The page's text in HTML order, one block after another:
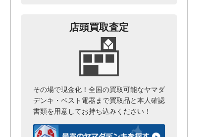
店頭買取査定
その場で現金化！全国の買取可能なヤマダ
デンキ・ベスト電器まで買取品と本人確認
書類を用意してお持ち込みください！